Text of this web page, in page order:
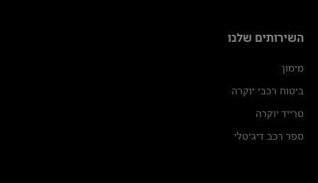
השירותים שלנו
מימון
ביטוח רכבי יוקרה
טרייד יוקרה
ספר רכב דיגיטלי